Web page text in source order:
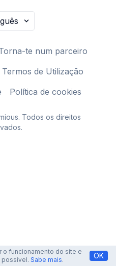
te num parceiro
Termos de Utilização
Política de cookies
Todos os direitos
o funcionamento do site e
possível. Sabe mais. OK